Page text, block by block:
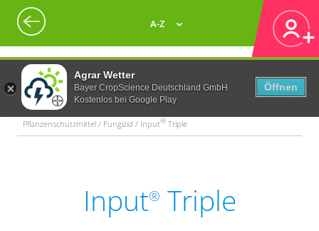
Agrar Wetter
Bayer CropScience Deutschland GmbH
Kostenlos bei Google Play
Öffnen
A-Z
Pflanzenschutzmittel / Fungizid / Input® Triple
Input® Triple